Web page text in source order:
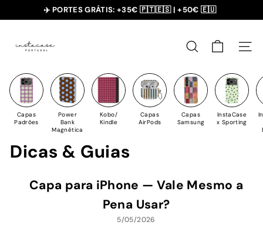
para
Conteúdo
slideshow
✈️ PORTES GRÁTIS: +35€ 🇵🇹🇪🇸 | +50€ 🇪🇺
n
t
a
C
a
e
PESQUISAR
Capas
Padrões
Power
Bank
Magnética
Kobo/
Kindle
Capas
AirPods
Capas
Samsung
InstaCase
x Sporting
Dicas & Guias
Capa para iPhone — Vale Mesmo a
Pena Usar?
5/05/2026